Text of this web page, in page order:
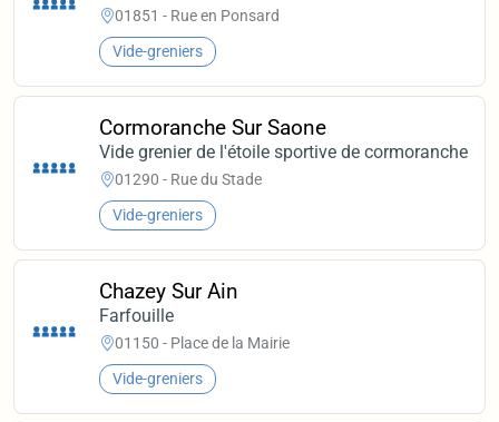
01851 - Rue en Ponsard
Vide-greniers
Cormoranche Sur Saone
Vide grenier de l'étoile sportive de cormoranche
01290 - Rue du Stade
Vide-greniers
Chazey Sur Ain
Farfouille
01150 - Place de la Mairie
Vide-greniers